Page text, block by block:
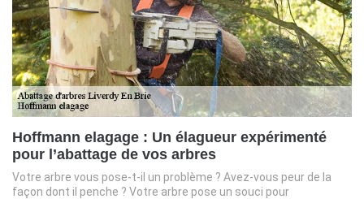
Hoffmann elagage : Un élagueur expérimenté
pour l’abattage de vos arbres
Votre arbre vous pose-t-il un problème ? Avez-vous peur de la
façon dont il penche ? Votre arbre pose un souci pour